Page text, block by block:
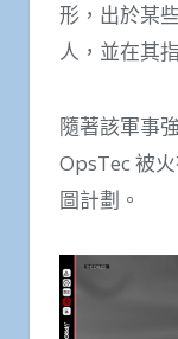
形，出於某
人，並在其
隨著該軍事
OpsTec 被
圖計劃。